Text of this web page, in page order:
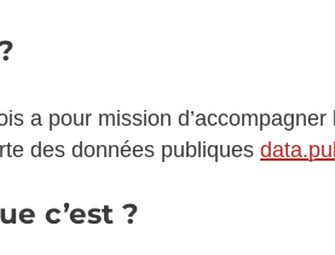
a pour mission
des données publiques
c’est ?